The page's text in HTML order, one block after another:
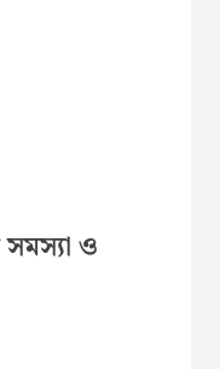
সমস্যা ও